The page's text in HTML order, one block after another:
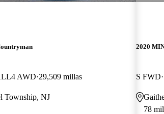
AWD 29,509 millas
Township, NJ
2020
S FWD
78